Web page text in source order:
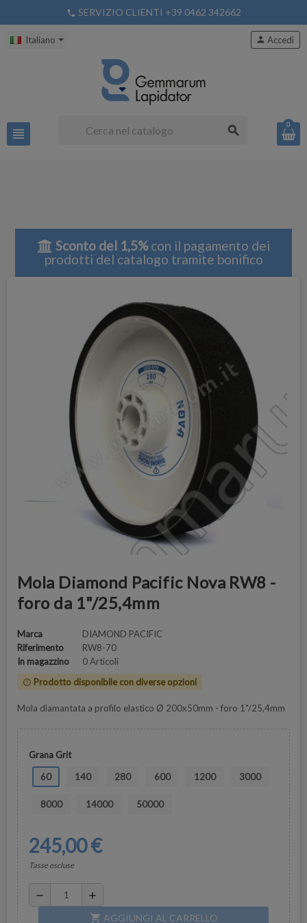
phone SERVIZIO CLIENTI +39 0462 342662
Italiano
view_headline search
person Accedi
0
Sconto del 1,5%con il pagamento dei
prodotti del catalogo tramite bonifico
Mola Diamond Pacific Nova RW8 -
foro da 1"/25,4mm
Marca
DIAMOND PACIFIC
Riferimento
RW8-70
In magazzino
0 Articoli
error_outline Prodotto disponibile con diverse opzioni
Mola diamantata a profilo elastico Ø 200x50mm - foro 1"/25,4mm
Grana Grit
60
140 280 600 1200 3000
8000 14000 50000
245,00 €
Tasse escluse
remove add
shopping_cart AGGIUNGI AL CARRELLO